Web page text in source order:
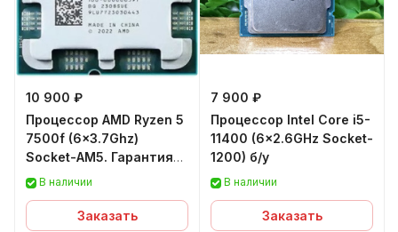
10 900 ₽
Процессор AMD Ryzen 5
7500f (6x3.7Ghz)
Socket-AM5. Гарантия
12 мес.
В наличии
Заказать
7 900 ₽
Процессор Intel Core i5-
11400 (6x2.6GHz Socket-
1200) б/у
В наличии
Заказать